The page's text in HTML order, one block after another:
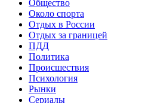
Общество
Около спорта
Отдых в России
Отдых за границей
ПДД
Политика
Происшествия
Психология
Рынки
Сериалы